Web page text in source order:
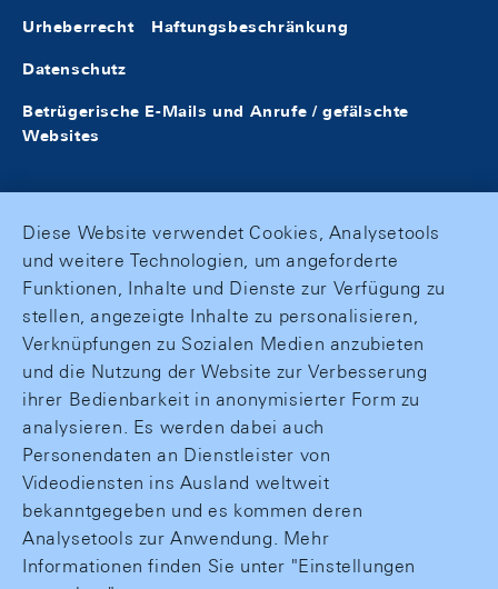
Urheberrecht Haftungsbeschränkung
Datenschutz
Betrügerische E-Mails und Anrufe / gefälschte
Websites
Diese Website verwendet Cookies, Analysetools
und weitere Technologien, um angeforderte
Funktionen, Inhalte und Dienste zur Verfügung zu
stellen, angezeigte Inhalte zu personalisieren,
Verknüpfungen zu Sozialen Medien anzubieten
und die Nutzung der Website zur Verbesserung
ihrer Bedienbarkeit in anonymisierter Form zu
analysieren. Es werden dabei auch
Personendaten an Dienstleister von
Videodiensten ins Ausland weltweit
bekanntgegeben und es kommen deren
Analysetools zur Anwendung. Mehr
Informationen finden Sie unter "Einstellungen